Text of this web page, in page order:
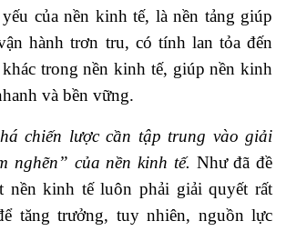
của nền kinh tế, là nền tảng giúp
hành trơn tru, có tính lan tỏa đến
khác trong nền kinh tế, giúp nền kinh
và bền vững.
chiến lược cần tập trung vào giải
nghẽn” của nền kinh tế. Như đã đề
nền kinh tế luôn phải giải quyết rất
tăng trưởng, tuy nhiên, nguồn lực